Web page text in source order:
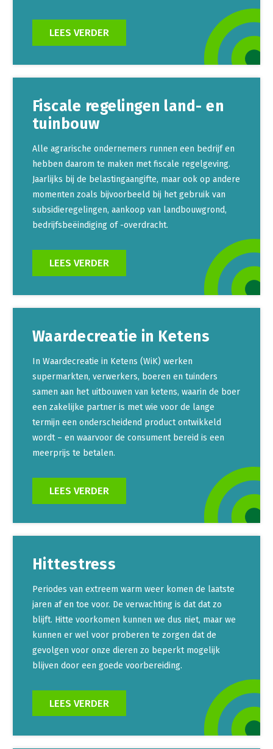
LEES VERDER
Fiscale regelingen land- en
tuinbouw
Alle agrarische ondernemers runnen een bedrijf en
hebben daarom te maken met fiscale regelgeving.
Jaarlijks bij de belastingaangifte, maar ook op andere
momenten zoals bijvoorbeeld bij het gebruik van
subsidieregelingen, aankoop van landbouwgrond,
bedrijfsbeëindiging of -overdracht.
LEES VERDER
Waardecreatie in Ketens
In Waardecreatie in Ketens (WiK) werken
supermarkten, verwerkers, boeren en tuinders
samen aan het uitbouwen van ketens, waarin de boer
een zakelijke partner is met wie voor de lange
termijn een onderscheidend product ontwikkeld
wordt – en waarvoor de consument bereid is een
meerprijs te betalen.
LEES VERDER
Hittestress
Periodes van extreem warm weer komen de laatste
jaren af en toe voor. De verwachting is dat dat zo
blijft. Hitte voorkomen kunnen we dus niet, maar we
kunnen er wel voor proberen te zorgen dat de
gevolgen voor onze dieren zo beperkt mogelijk
blijven door een goede voorbereiding.
LEES VERDER